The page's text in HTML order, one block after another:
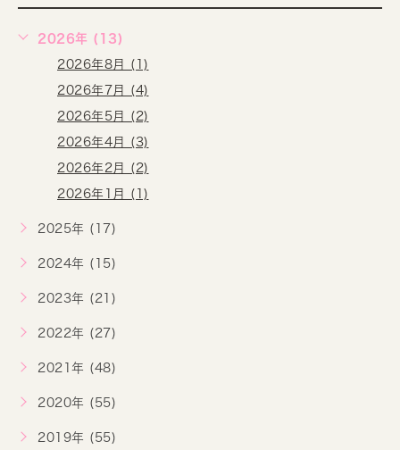
2026年 (13)
2026年8月 (1)
2026年7月 (4)
2026年5月 (2)
2026年4月 (3)
2026年2月 (2)
2026年1月 (1)
2025年 (17)
2024年 (15)
2023年 (21)
2022年 (27)
2021年 (48)
2020年 (55)
2019年 (55)